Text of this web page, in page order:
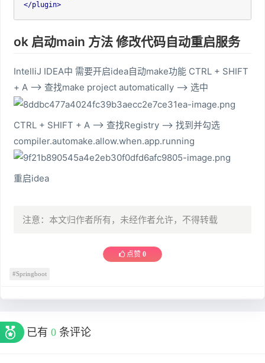
</plugin>
ok 启动main 方法 修改代码自动重启服务
IntelliJ IDEA中 需要开启idea自动make功能 CTRL + SHIFT
+ A --> 查找make project automatically --> 选中
CTRL + SHIFT + A --> 查找Registry --> 找到并勾选
compiler.automake.allow.when.app.running
重启idea
注意：本文归作者所有，未经作者允许，不得转载
点赞 0
#Springboot
已有 0 条评论